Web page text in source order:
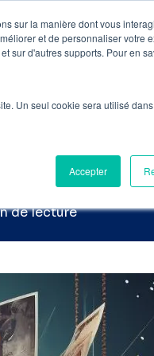
sur la manière dont vous
et de personnaliser votre
sur d'autres supports. Pour en
Un seul cookie sera utilisé
Accepter
Blog Pré-Audit
optimiser
au
de lecture